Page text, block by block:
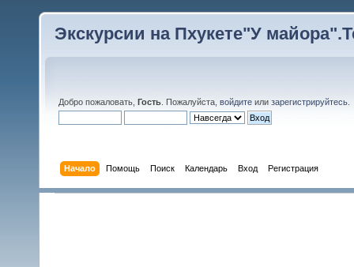
Экскурсии на Пхукете"У
Добро пожаловать, Гость . Пожалуйста, войдите или зарегистрируйтесь
Начало Помощь Поиск Календарь Вход Регистрация